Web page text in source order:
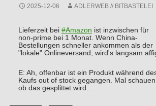
2025-12-06 ADLERWEB // BITBASTELEI
Lieferzeit bei #Amazon ist inzwischen für
non-prime bei 1 Monat. Wenn China-
Bestellungen schneller ankommen als der
"lokale" Onlineversand, wird's langsam
E: Ah, offenbar ist ein Produkt während
Kaufs out of stock gegangen. Mal schauen,
ob das gesplittet wird…